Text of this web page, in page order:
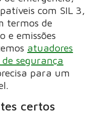
com SIL 3,
termos de
e emissões
atuadores
de segurança
para um
certos